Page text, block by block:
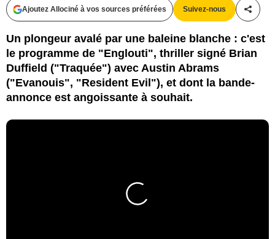
Ajoutez Allociné à vos sources préférées Suivez-nous
Un plongeur avalé par une baleine blanche : c'est
le programme de "Englouti", thriller signé Brian
Duffield ("Traquée") avec Austin Abrams
("Evanouis", "Resident Evil"), et dont la bande-
annonce est angoissante à souhait.